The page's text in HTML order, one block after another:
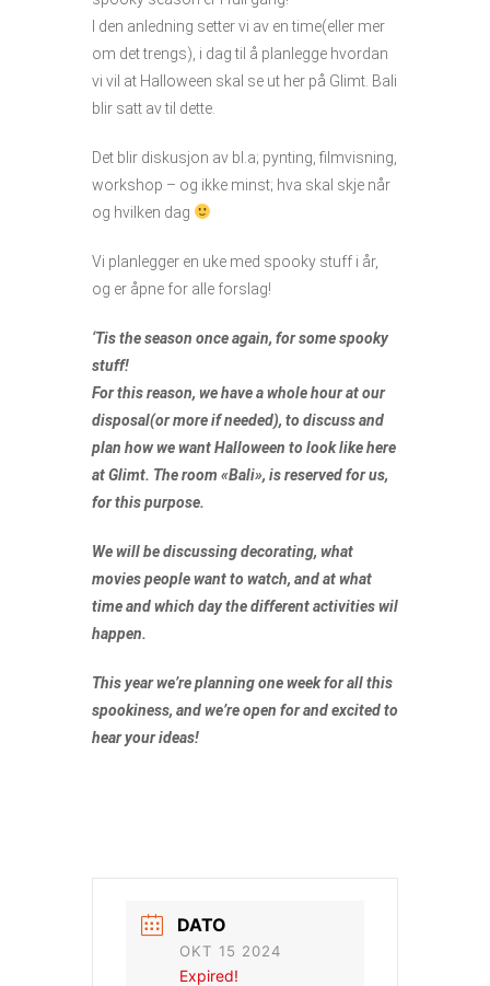
I den anledning setter vi av en time(eller mer
om det trengs), i dag til å planlegge hvordan
vi vil at Halloween skal se ut her på Glimt. Bali
blir satt av til dette.
Det blir diskusjon av bl.a; pynting, filmvisning,
workshop – og ikke minst; hva skal skje når
og hvilken dag
Vi planlegger en uke med spooky stuff i år,
og er åpne for alle forslag!
‘Tis the season once again, for some spooky
stuff!
For this reason, we have a whole hour at our
disposal(or more if needed), to discuss and
plan how we want Halloween to look like here
at Glimt. The room «Bali», is reserved for us,
for this purpose.
We will be discussing decorating, what
movies people want to watch, and at what
time and which day the different activities wil
happen.
This year we’re planning one week for all this
spookiness, and we’re open for and excited to
hear your ideas!
DATO
OKT 15 2024
Expired!